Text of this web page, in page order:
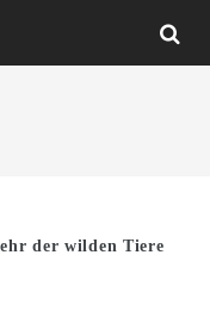
der wilden Tiere